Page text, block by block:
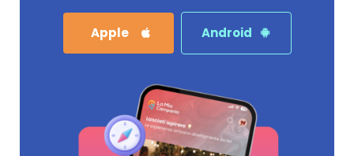
Apple Android